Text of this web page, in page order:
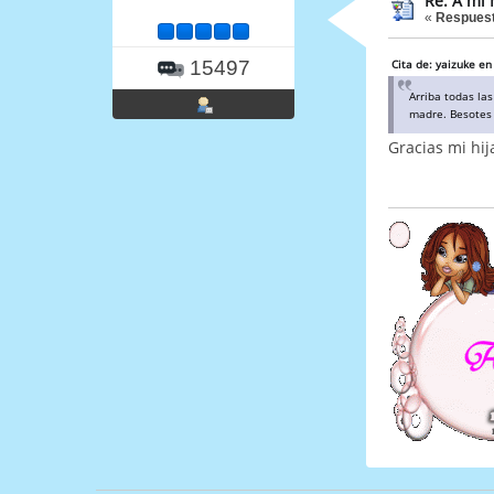
15497
«
Cita de: yaizuke
Arriba todas
madre. Besotes
Gracias mi